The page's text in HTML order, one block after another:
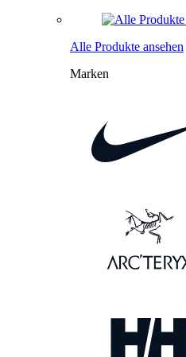
Alle Produkte ansehen
Marken